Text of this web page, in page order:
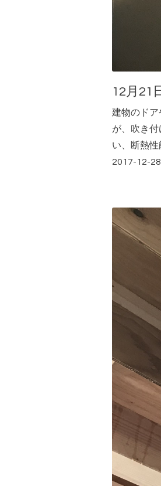
12月21
建物のド
が、吹き
い、断熱性
2017-12-